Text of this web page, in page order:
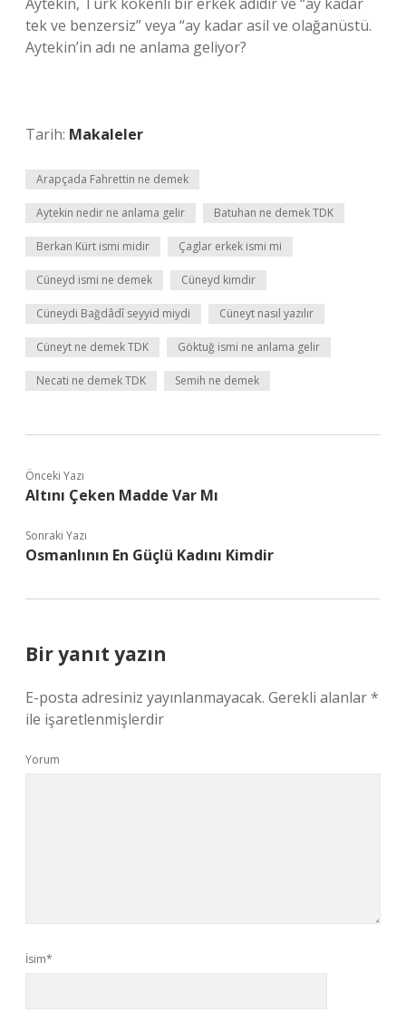
tek ve benzersiz” veya “ay kadar asil ve olağanüstü.
Aytekin’in adı ne anlama geliyor?
Tarih: Makaleler
Arapçada Fahrettin ne demek
Aytekin nedir ne anlama gelir Batuhan ne demek TDK
Berkan Kürt ismi midir Çaglar erkek ismi mi
Cüneyd ismi ne demek Cüneyd kimdir
Cüneydi Bağdâdî seyyid miydi Cüneyt nasıl yazılır
Cüneyt ne demek TDK Göktuğ ismi ne anlama gelir
Necati ne demek TDK Semih ne demek
Önceki Yazı
Altını Çeken Madde Var Mı
Sonraki Yazı
Osmanlının En Güçlü Kadını Kimdir
Bir yanıt yazın
E-posta adresiniz yayınlanmayacak. Gerekli alanlar*
ile işaretlenmişlerdir
Yorum
İsim*